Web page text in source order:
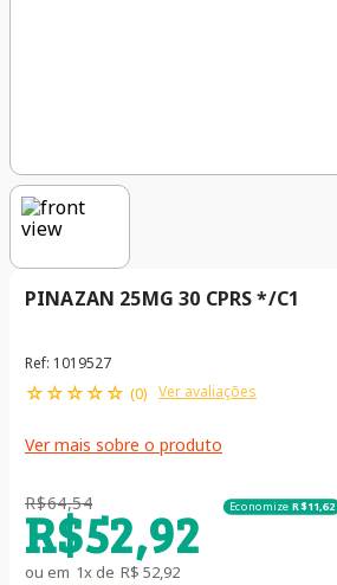
PINAZAN 25MG 30 CPRS */C1
Ref: 1019527
☆☆☆☆☆ (0) Ver avaliações
Ver mais sobre o produto
R$64,54 Economize R$11,62
R$52,92
ou em 1x de R$ 52,92